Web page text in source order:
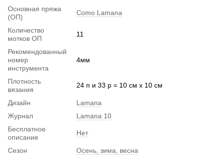
Основная пряжа
(ОП)
Como Lamana
Количество
мотков ОП
11
Рекомендованный
номер
инструмента
4мм
Плотность
вязания
24 п и 33 р = 10 см х 10 см
Дизайн
Lamana
Журнал
Lamana 10
Бесплатное
описание
Нет
Сезон Осень, зима, весна